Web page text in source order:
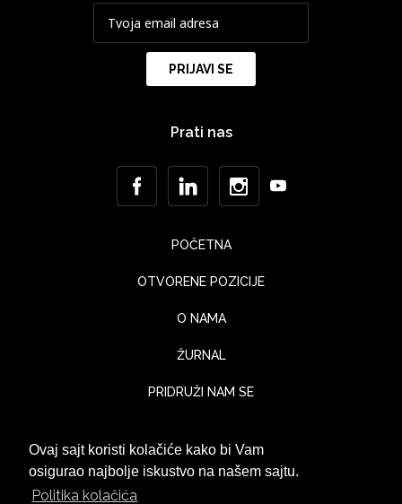
Ovaj sajt koristi kolačiće kako bi Vam
osigurao najbolje iskustvo na našem sajtu.
Politika kolačića
Prati nas
POČETNA
OTVORENE POZICIJE
O NAMA
ŽURNAL
PRIDRUŽI NAM SE
UTISCI KLIJENATA